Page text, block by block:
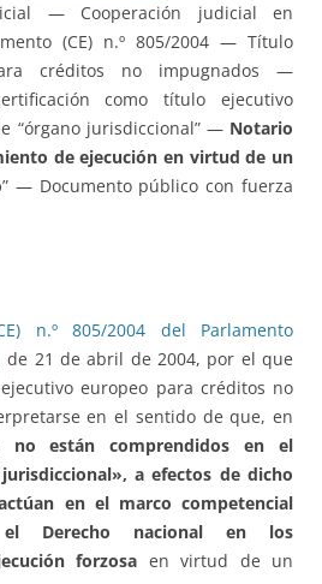
— Cooperación judicial en
(CE) n.º 805/2004 — Título
créditos no impugnados —
como título ejecutivo
“órgano jurisdiccional” — Notario
de ejecución en virtud de un
” — Documento público con fuerza
n.º 805/2004 del Parlamento
de 21 de abril de 2004, por el que
europeo para créditos no
en el sentido de que, en
no están comprendidos en el
a efectos de dicho
en el marco competencial
Derecho nacional en los
forzosa en virtud de un